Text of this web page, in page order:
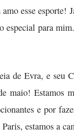
esse
para
de Evra, e seu
maio! Estamos
e por
estamos a